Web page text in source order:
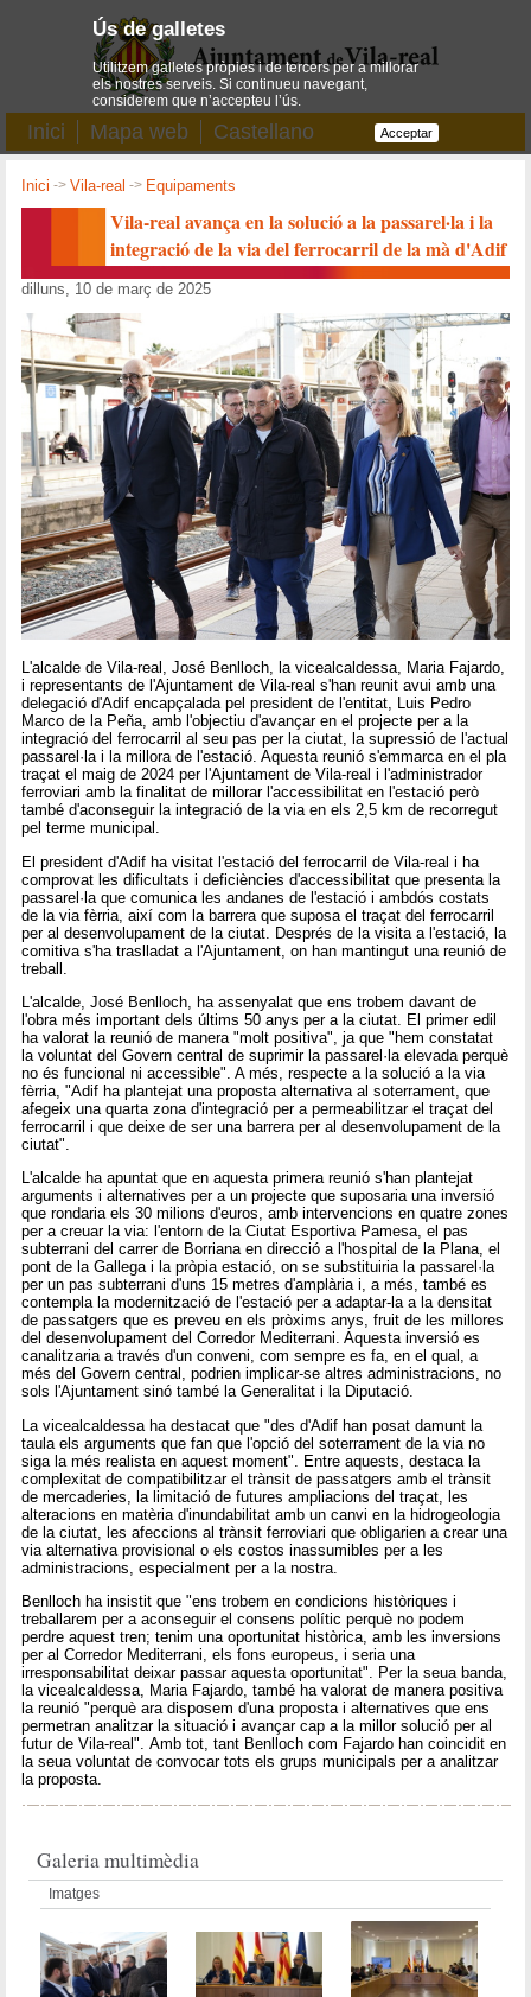
Inici Mapa web Castellano
Inici ->Vila-real -> Equipaments
Vila-real avança en la solució a la passarel·la i la
integració de la via del ferrocarril de la mà d'Adif
dilluns, 10 de març de 2025
L'alcalde de Vila-real, José Benlloch, la vicealcaldessa, Maria Fajardo,
i representants de l'Ajuntament de Vila-real s'han reunit avui amb una
delegació d'Adif encapçalada pel president de l'entitat, Luis Pedro
Marco de la Peña, amb l'objectiu d'avançar en el projecte per a la
integració del ferrocarril al seu pas per la ciutat, la supressió de l'actual
passarel·la i la millora de l'estació. Aquesta reunió s'emmarca en el pla
traçat el maig de 2024 per l'Ajuntament de Vila-real i l'administrador
ferroviari amb la finalitat de millorar l'accessibilitat en l'estació però
també d'aconseguir la integració de la via en els 2,5 km de recorregut
pel terme municipal.
El president d'Adif ha visitat l'estació del ferrocarril de Vila-real i ha
comprovat les dificultats i deficiències d'accessibilitat que presenta la
passarel·la que comunica les andanes de l'estació i ambdós costats
de la via fèrria, així com la barrera que suposa el traçat del ferrocarril
per al desenvolupament de la ciutat. Després de la visita a l'estació, la
comitiva s'ha traslladat a l'Ajuntament, on han mantingut una reunió de
treball.
L'alcalde, José Benlloch, ha assenyalat que ens trobem davant de
l'obra més important dels últims 50 anys per a la ciutat. El primer edil
ha valorat la reunió de manera "molt positiva", ja que "hem constatat
la voluntat del Govern central de suprimir la passarel·la elevada perquè
no és funcional ni accessible". A més, respecte a la solució a la via
fèrria, "Adif ha plantejat una proposta alternativa al soterrament, que
afegeix una quarta zona d'integració per a permeabilitzar el traçat del
ferrocarril i que deixe de ser una barrera per al desenvolupament de la
ciutat".
L'alcalde ha apuntat que en aquesta primera reunió s'han plantejat
arguments i alternatives per a un projecte que suposaria una inversió
que rondaria els 30 milions d'euros, amb intervencions en quatre zones
per a creuar la via: l'entorn de la Ciutat Esportiva Pamesa, el pas
subterrani del carrer de Borriana en direcció a l'hospital de la Plana, el
pont de la Gallega i la pròpia estació, on se substituiria la passarel·la
per un pas subterrani d'uns 15 metres d'amplària i, a més, també es
contempla la modernització de l'estació per a adaptar-la a la densitat
de passatgers que es preveu en els pròxims anys, fruit de les millores
del desenvolupament del Corredor Mediterrani. Aquesta inversió es
canalitzaria a través d'un conveni, com sempre es fa, en el qual, a
més del Govern central, podrien implicar-se altres administracions, no
sols l'Ajuntament sinó també la Generalitat i la Diputació.
La vicealcaldessa ha destacat que "des d'Adif han posat damunt la
taula els arguments que fan que l'opció del soterrament de la via no
siga la més realista en aquest moment". Entre aquests, destaca la
complexitat de compatibilitzar el trànsit de passatgers amb el trànsit
de mercaderies, la limitació de futures ampliacions del traçat, les
alteracions en matèria d'inundabilitat amb un canvi en la hidrogeologia
de la ciutat, les afeccions al trànsit ferroviari que obligarien a crear una
via alternativa provisional o els costos inassumibles per a les
administracions, especialment per a la nostra.
Benlloch ha insistit que "ens trobem en condicions històriques i
treballarem per a aconseguir el consens polític perquè no podem
perdre aquest tren; tenim una oportunitat històrica, amb les inversions
per al Corredor Mediterrani, els fons europeus, i seria una
irresponsabilitat deixar passar aquesta oportunitat". Per la seua banda,
la vicealcaldessa, Maria Fajardo, també ha valorat de manera positiva
la reunió "perquè ara disposem d'una proposta i alternatives que ens
permetran analitzar la situació i avançar cap a la millor solució per al
futur de Vila-real". Amb tot, tant Benlloch com Fajardo han coincidit en
la seua voluntat de convocar tots els grups municipals per a analitzar
la proposta.
Galeria multimèdia
Imatges
Ús de galletes
Utilitzem galletes pròpies i de tercers per a millorar
els nostres serveis. Si continueu navegant,
considerem que n’accepteu l’ús.
Acceptar